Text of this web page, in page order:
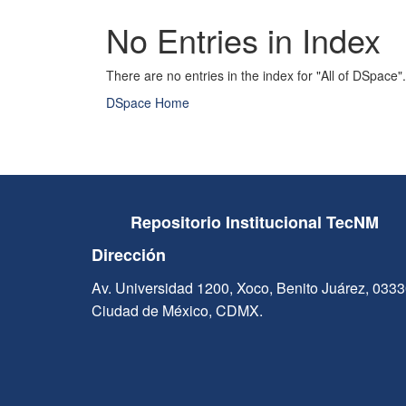
No Entries in Index
There are no entries in the index for "All of DSpace".
DSpace Home
Repositorio Institucional TecNM
Dirección
Av. Universidad 1200, Xoco, Benito Juárez,
Ciudad de México, CDMX.